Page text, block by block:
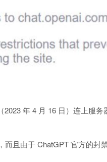
年 4 月 16 日）连上服
且由于 ChatGPT 官方的封